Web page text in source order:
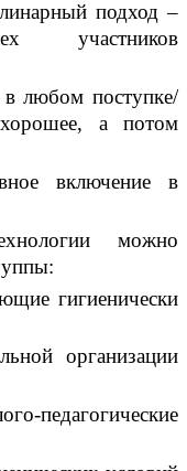
подход –
участников
любом поступке/
хорошее, а потом
включение в
можно
гигиенически
организации